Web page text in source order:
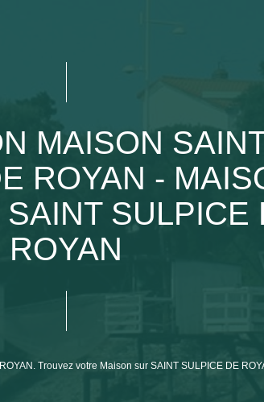
MAISON
ROYAN -
SULPICE
ROYAN
Trouvez votre Maison sur SAINT SULPICE DE